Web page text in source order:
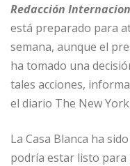
at
s
A
p
p
e
g
ra
m
c
e
b
o
o
k
Redacción
está preparado para
semana, aunque el
ha tomado una
tales acciones,
el diario The New
La Casa Blanca ha
podría estar listo para